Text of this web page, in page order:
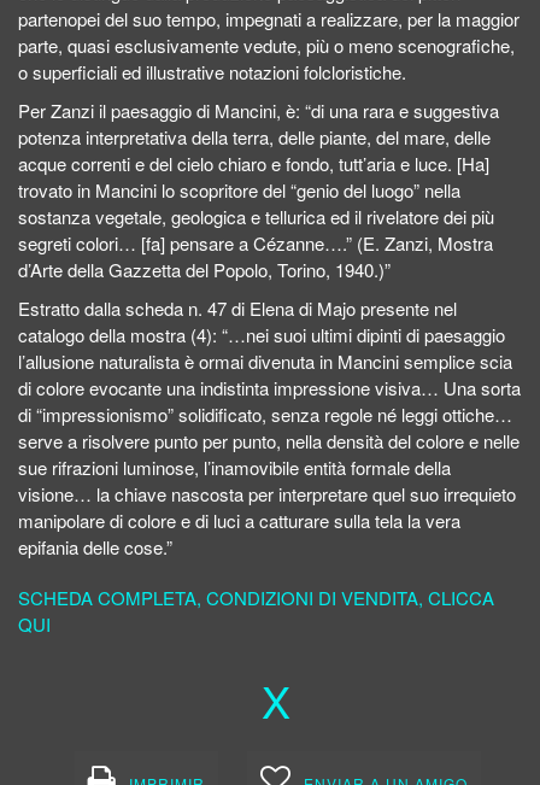
partenopei del suo tempo, impegnati a realizzare, per la maggior
parte, quasi esclusivamente vedute, più o meno scenografiche,
o superficiali ed illustrative notazioni folcloristiche.
Per Zanzi il paesaggio di Mancini, è: “di una rara e suggestiva
potenza interpretativa della terra, delle piante, del mare, delle
acque correnti e del cielo chiaro e fondo, tutt’aria e luce. [Ha]
trovato in Mancini lo scopritore del “genio del luogo” nella
sostanza vegetale, geologica e tellurica ed il rivelatore dei più
segreti colori… [fa] pensare a Cézanne….” (E. Zanzi, Mostra
d’Arte della Gazzetta del Popolo, Torino, 1940.)”
Estratto dalla scheda n. 47 di Elena di Majo presente nel
catalogo della mostra (4): “…nei suoi ultimi dipinti di paesaggio
l’allusione naturalista è ormai divenuta in Mancini semplice scia
di colore evocante una indistinta impressione visiva… Una sorta
di “impressionismo” solidificato, senza regole né leggi ottiche…
serve a risolvere punto per punto, nella densità del colore e nelle
sue rifrazioni luminose, l’inamovibile entità formale della
visione… la chiave nascosta per interpretare quel suo irrequieto
manipolare di colore e di luci a catturare sulla tela la vera
epifania delle cose.”
SCHEDA COMPLETA, CONDIZIONI DI VENDITA, CLICCA
QUI
X